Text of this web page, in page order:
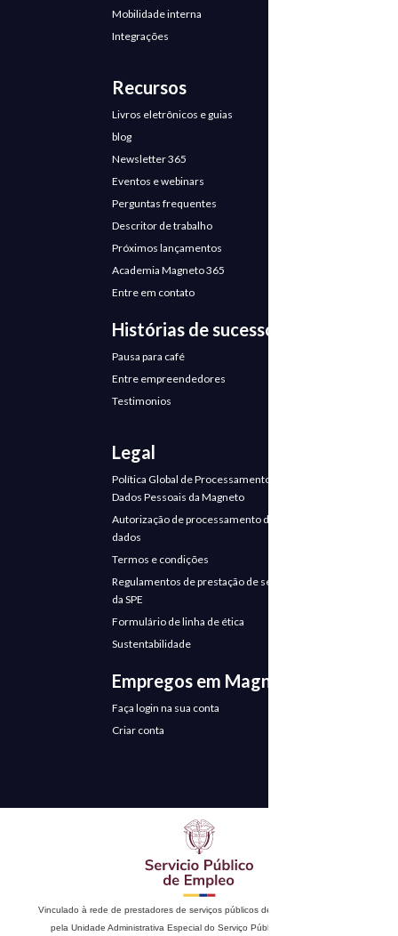
Mobilidade interna
Integrações
Recursos
Livros eletrônicos e guias
blog
Newsletter 365
Eventos e webinars
Perguntas frequentes
Descritor de trabalho
Próximos lançamentos
Academia Magneto 365
Entre em contato
Histórias de sucesso
Pausa para café
Entre empreendedores
Testimonios
Legal
Política Global de Processamento de
Dados Pessoais da Magneto
Autorização de processamento de
dados
Termos e condições
Regulamentos de prestação de serviços
da SPE
Formulário de linha de ética
Sustentabilidade
Empregos em Magneto
Faça login na sua conta
Criar conta
Vinculado à rede de prestadores de serviços públicos de emprego. Autorizado
pela Unidade Administrativa Especial do Serviço Público de Emprego de